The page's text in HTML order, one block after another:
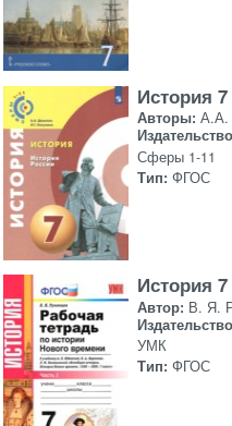
История
Авторы: А.А.
Сферы 1-11
Тип: ФГОС
История
Автор: В. Я.
УМК
Тип: ФГОС